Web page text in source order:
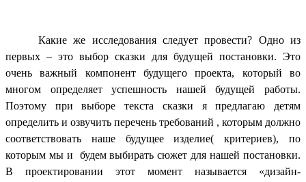
Какие же исследования следует провести? Одно из
первых – это выбор сказки для будущей постановки. Это
очень важный компонент будущего проекта, который во
многом определяет успешность нашей будущей работы.
Поэтому при выборе текста сказки я предлагаю детям
определить и озвучить перечень требований , которым должно
соответствовать наше будущее изделие( критериев), по
которым мы и будем выбирать сюжет для нашей постановки.
В проектировании этот момент называется «дизайн-